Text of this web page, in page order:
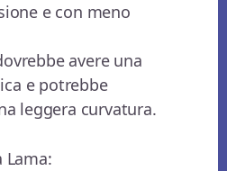
e con meno
avere una
e potrebbe
leggera curvatura.
Lama: